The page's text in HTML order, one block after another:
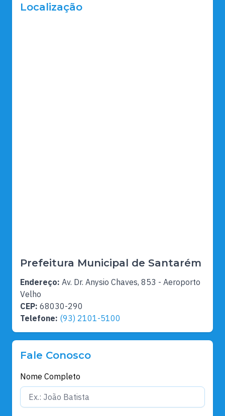
Localização
Prefeitura Municipal de Santarém
Endereço: Av. Dr. Anysio Chaves, 853 - Aeroporto
Velho
CEP: 68030-290
Telefone: (93) 2101-5100
Fale Conosco
Nome Completo